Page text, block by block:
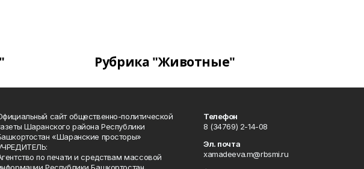
Рубрика "Животные"
сайт общественно-политической
Шаранского района Республики
«Шаранские просторы»
по печати и средствам массовой
Телефон
8 (34769) 2-14-08
Эл. почта
xamadeeva.m@rbsmi.ru